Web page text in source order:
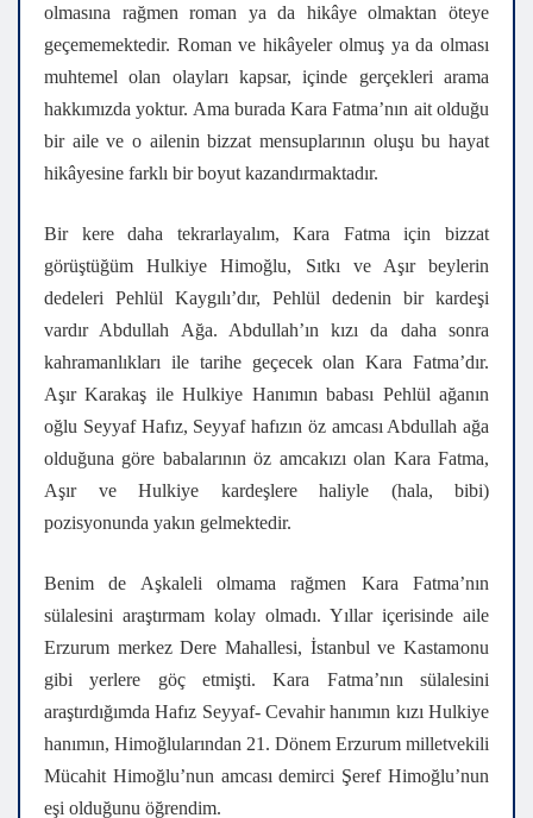
olmasına rağmen roman ya da hikâye olmaktan öteye
geçememektedir. Roman ve hikâyeler olmuş ya da olması
muhtemel olan olayları kapsar, içinde gerçekleri arama
hakkımızda yoktur. Ama burada Kara Fatma’nın ait olduğu
bir aile ve o ailenin bizzat mensuplarının oluşu bu hayat
hikâyesine farklı bir boyut kazandırmaktadır.
Bir kere daha tekrarlayalım, Kara Fatma için bizzat
görüştüğüm Hulkiye Himoğlu, Sıtkı ve Aşır beylerin
dedeleri Pehlül Kaygılı’dır, Pehlül dedenin bir kardeşi
vardır Abdullah Ağa. Abdullah’ın kızı da daha sonra
kahramanlıkları ile tarihe geçecek olan Kara Fatma’dır.
Aşır Karakaş ile Hulkiye Hanımın babası Pehlül ağanın
oğlu Seyyaf Hafız, Seyyaf hafızın öz amcası Abdullah ağa
olduğuna göre babalarının öz amcakızı olan Kara Fatma,
Aşır ve Hulkiye kardeşlere haliyle (hala, bibi)
pozisyonunda yakın gelmektedir.
Benim de Aşkaleli olmama rağmen Kara Fatma’nın
sülalesini araştırmam kolay olmadı. Yıllar içerisinde aile
Erzurum merkez Dere Mahallesi, İstanbul ve Kastamonu
gibi yerlere göç etmişti. Kara Fatma’nın sülalesini
araştırdığımda Hafız Seyyaf- Cevahir hanımın kızı Hulkiye
hanımın, Himoğlularından 21. Dönem Erzurum milletvekili
Mücahit Himoğlu’nun amcası demirci Şeref Himoğlu’nun
eşi olduğunu öğrendim.